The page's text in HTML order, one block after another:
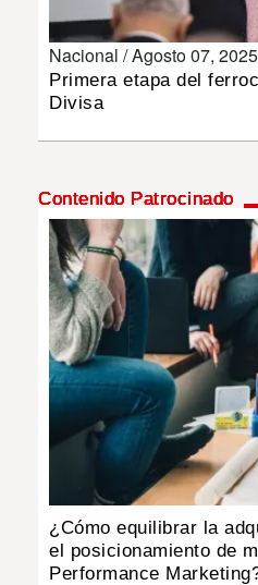
DEPORTES
MULTIMEDIA
IMPRESO
Nacional /Agosto 07, 2025
Primera etapa del
Divisa
Contenido Patrocinado
¿Cómo equilibrar la
el posicionamiento de
Performance